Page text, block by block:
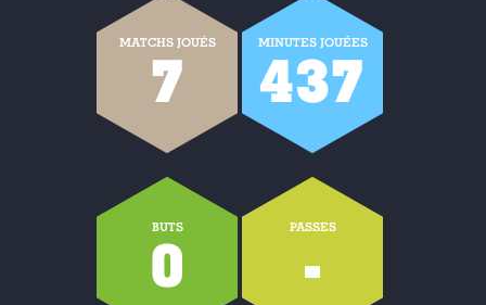
MATCHS JOUÉS
7
MINUTES JOUÉES
437
BUTS
0
PASSES
-